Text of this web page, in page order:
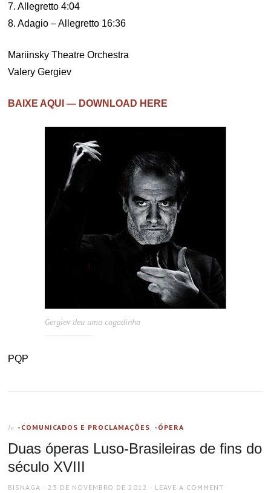
7. Allegretto 4:04
8. Adagio – Allegretto 16:36
Mariinsky Theatre Orchestra
Valery Gergiev
BAIXE AQUI — DOWNLOAD HERE
Gergiev deu uma cagadinha
PQP
In -COMUNICADOS E PROCLAMAÇÕES, -ÓPERA
Duas óperas Luso-Brasileiras de fins do
século XVIII
AUTHOR
BISNAGA
POSTED
23 DE NOVEMBRO DE 2012 LEAVE A COMMENT